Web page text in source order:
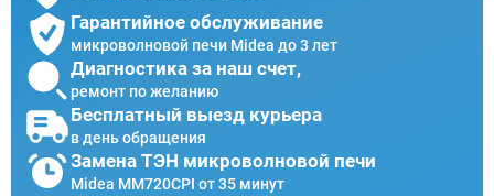
Гарантийное обслуживание
микроволновой печи Midea до 3 лет
Диагностика за наш счет,
ремонт по желанию
Бесплатный выезд курьера
в день обращения
Замена ТЭН микроволновой печи
Midea MM720CPI от 35 минут